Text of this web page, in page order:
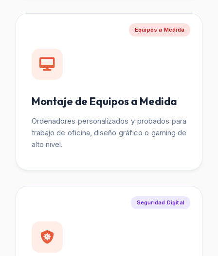
Equipos a Medida
Montaje de Equipos a Medida
Ordenadores personalizados y probados para
trabajo de oficina, diseño gráfico o gaming de
alto nivel.
Seguridad Digital